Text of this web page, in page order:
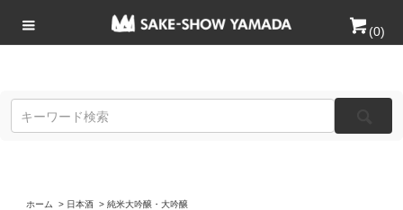
(0)
ホーム > 日本酒 > 純米大吟醸・大吟醸